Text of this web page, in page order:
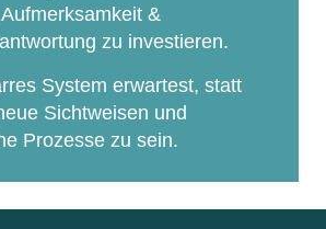
&
zu investieren.
System erwartest, statt
Sichtweisen und
Prozesse zu sein.